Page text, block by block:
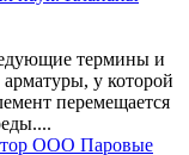
термины и
у которой
перемещается